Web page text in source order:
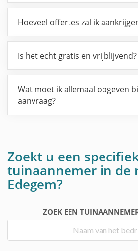
Hoeveel offertes zal ik
Is het echt gratis en vrijblijvend?
Wat moet ik allemaal opgeven
aanvraag?
Zoekt u een
tuinaannemer in de
Edegem?
ZOEK EEN